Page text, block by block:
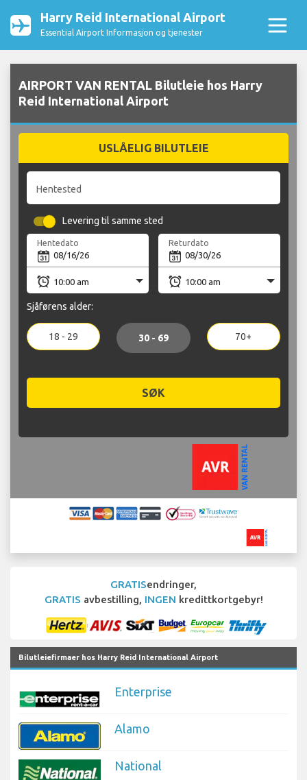
Harry Reid International Airport
Essential Airport Informasjon og tjenester
AIRPORT VAN RENTAL Bilutleie hos Harry
Reid International Airport
USLÅELIG BILUTLEIE
Hentested
Levering til samme sted
Hentedato Returdato
Sjåførens alder:
18 - 29 30 - 69 70+
SØK
GRATISendringer,
GRATIS avbestilling, INGEN kredittkortgebyr!
Bilutleiefirmaer hos Harry Reid International Airport
Enterprise
Alamo
National